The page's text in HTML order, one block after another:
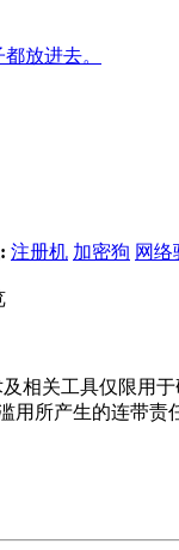
放进去。
注册机 加密狗 网络
相关工具仅限用
用所产生的连带